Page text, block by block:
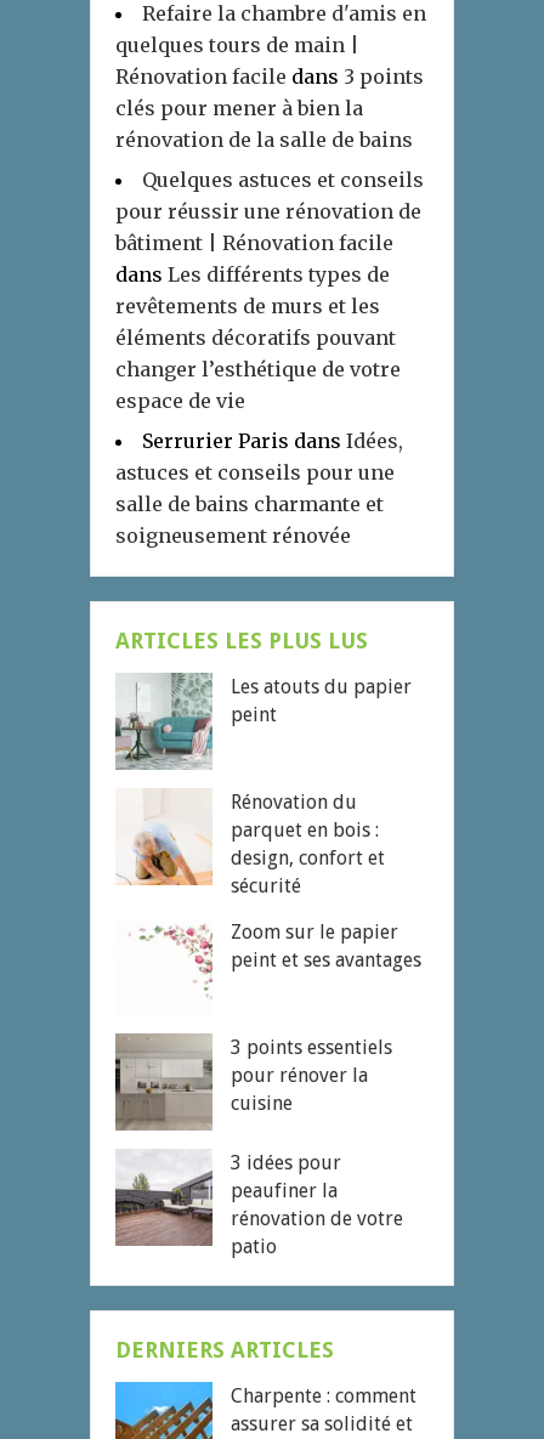
Refaire la chambre d'amis en
quelques tours de main |
Rénovation facile dans 3 points
clés pour mener à bien la
rénovation de la salle de bains
Quelques astuces et conseils
pour réussir une rénovation de
bâtiment | Rénovation facile
dans Les différents types de
revêtements de murs et les
éléments décoratifs pouvant
changer l’esthétique de votre
espace de vie
Serrurier Paris dans Idées,
astuces et conseils pour une
salle de bains charmante et
soigneusement rénovée
ARTICLES LES PLUS LUS
Les atouts du papier
peint
Rénovation du
parquet en bois :
design, confort et
sécurité
Zoom sur le papier
peint et ses avantages
3 points essentiels
pour rénover la
cuisine
3 idées pour
peaufiner la
rénovation de votre
patio
DERNIERS ARTICLES
Charpente : comment
assurer sa solidité et